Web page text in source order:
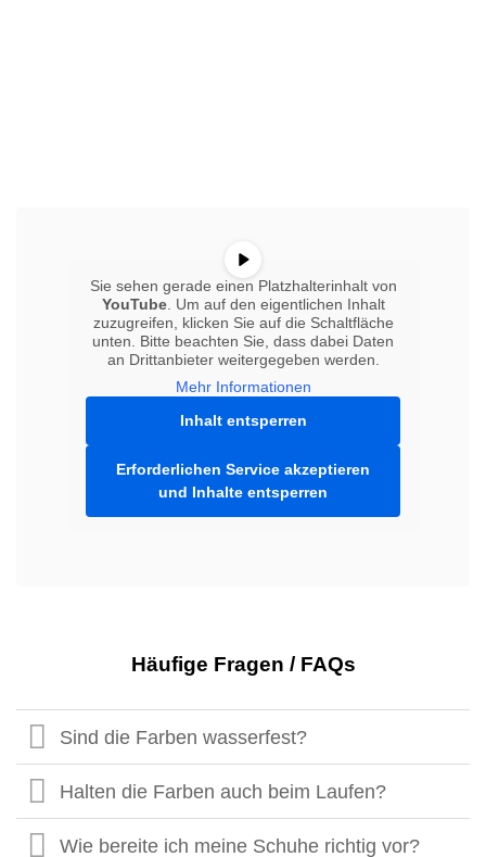
Sie sehen gerade einen Platzhalterinhalt von
YouTube. Um auf den eigentlichen Inhalt
zuzugreifen, klicken Sie auf die Schaltfläche
unten. Bitte beachten Sie, dass dabei Daten
an Drittanbieter weitergegeben werden.
Mehr Informationen
Inhalt entsperren
Erforderlichen Service akzeptieren
und Inhalte entsperren
Häufige Fragen / FAQs
Sind die Farben wasserfest?
Halten die Farben auch beim Laufen?
Wie bereite ich meine Schuhe richtig vor?